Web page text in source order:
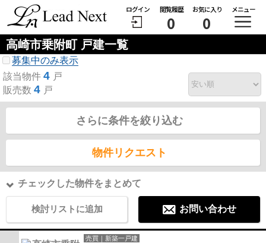
ログイン 閲覧履歴
0
お気に入り
0
メニュー
高崎市乗附町 戸建一覧
募集中のみ表示
該当物件 4 戸
販売数 4 戸
さらに条件を絞り込む
物件リクエスト
チェックした物件をまとめて
検討リストに追加 お問い合わせ
売買｜新築一戸建